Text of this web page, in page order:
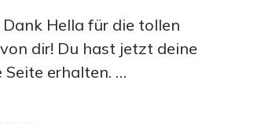
Hella für die tollen
dir! Du hast jetzt deine
Seite erhalten. …